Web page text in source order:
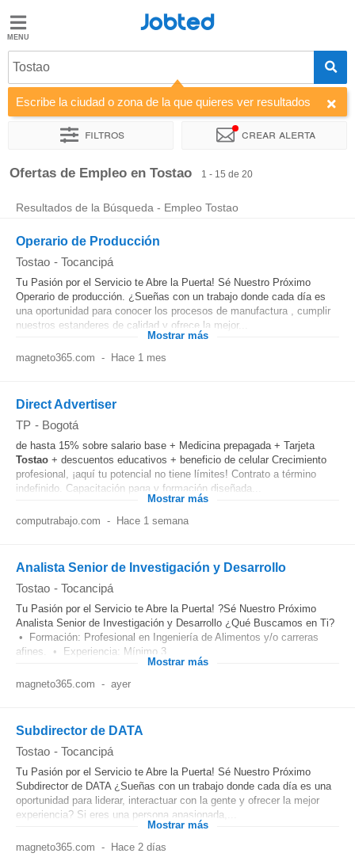
Jobted
Ofertas
de
empleo
Salarios
Jobted
Tostao
Escribe la ciudad o zona de la que quieres ver resultados
Filtros Crear alerta
Ordenar por Empresa
Ofertas de Empleo en Tostao 1 - 15 de 20
Resultados de la Búsqueda - Empleo Tostao
Operario de Producción
Tostao - Tocancipá
Tu Pasión por el Servicio te Abre la Puerta! Sé Nuestro Próximo
Operario de producción. ¿Sueñas con un trabajo donde cada día es
una oportunidad para conocer los procesos de manufactura , cumplir
nuestros estanderes de calidad y ofrece la mejor...
Mostrar más
magneto365.com - Hace 1 mes
Direct Advertiser
TP - Bogotá
de hasta 15% sobre salario base + Medicina prepagada + Tarjeta
Tostao + descuentos educativos + beneficio de celular Crecimiento
profesional, ¡aquí tu potencial no tiene límites! Contrato a término
indefinido. Capacitación paga y formación diseñada...
Mostrar más
computrabajo.com - Hace 1 semana
Analista Senior de Investigación y Desarrollo
Tostao - Tocancipá
Tu Pasión por el Servicio te Abre la Puerta! ?Sé Nuestro Próximo
Analista Senior de Investigación y Desarrollo ¿Qué Buscamos en Ti?
• Formación: Profesional en Ingeniería de Alimentos y/o carreras
afines. • Experiencia: Mínimo 3...
Mostrar más
magneto365.com - ayer
Subdirector de DATA
Tostao - Tocancipá
Tu Pasión por el Servicio te Abre la Puerta! Sé Nuestro Próximo
Subdirector de DATA ¿Sueñas con un trabajo donde cada día es una
oportunidad para liderar, interactuar con la gente y ofrecer la mejor
experiencia? Si eres una persona apasionada,...
Mostrar más
magneto365.com - Hace 2 días